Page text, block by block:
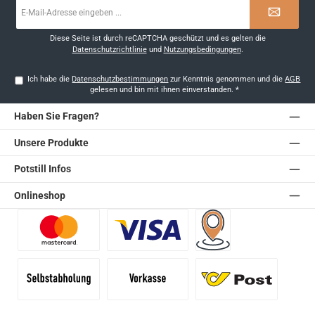
Mail-
Diese Seite ist durch reCAPTCHA geschützt und es gelten die
Datenschutzrichtlinieund Nutzungsbedingungen.
Ich habe die Datenschutzbestimmungen zur Kenntnis genommen und dieAGB
gelesen und bin mit ihnen einverstanden. *
Haben Sie Fragen?
Unsere Produkte
Potstill Infos
Onlineshop